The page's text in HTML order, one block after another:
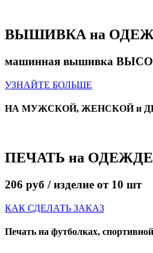
ВЫШИВКА на
машинная вышивка
УЗНАЙТЕ БОЛЬШЕ
НА МУЖСКОЙ, ЖЕНСКОЙ и
ПЕЧАТЬ на ОДЕЖДЕ
206 руб / изделие от 10 шт
КАК СДЕЛАТЬ ЗАКАЗ
Печать на футболках,